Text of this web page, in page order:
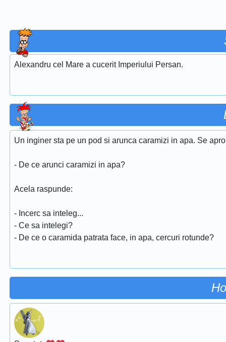
Alexandru cel Mare a cucerit Imperiului Persan.
Un inginer sta pe un pod si arunca caramizi in apa. Se
- De ce arunci caramizi in apa?
Acela raspunde:
- Incerc sa inteleg...
- Ce sa intelegi?
- De ce o caramida patrata face, in apa, cercuri rotunde?